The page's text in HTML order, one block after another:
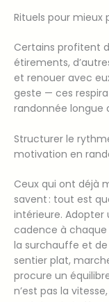
Rituels pour mieux
Certains profitent
étirements,
et renouer avec
geste — ces
randonnée longue
Structurer le
motivation en
Ceux qui ont déjà
savent : tout est
intérieure.
cadence à
la surchauffe et
sentier plat,
procure un
n’est pas la